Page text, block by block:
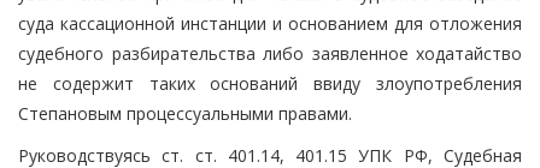
суда кассационной инстанции и основанием для отложения
судебного разбирательства либо заявленное ходатайство
не содержит таких оснований ввиду злоупотребления
Степановым процессуальными правами.
Руководствуясь ст. ст. 401.14, 401.15 УПК РФ, Судебная